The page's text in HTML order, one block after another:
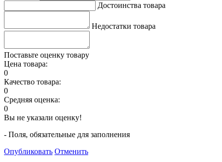
Достоинства товара
Недостатки товара
Поставьте оценку товару
Цена товара:
0
Качество товара:
0
Средняя оценка:
0
Вы не указали оценку!
- Поля, обязательные для заполнения
Опубликовать Отменить